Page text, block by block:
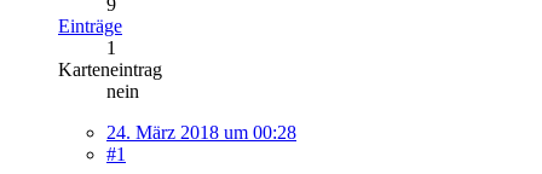
Einträge
1
Karteneintrag
nein
24. März 2018 um 00:28
#1